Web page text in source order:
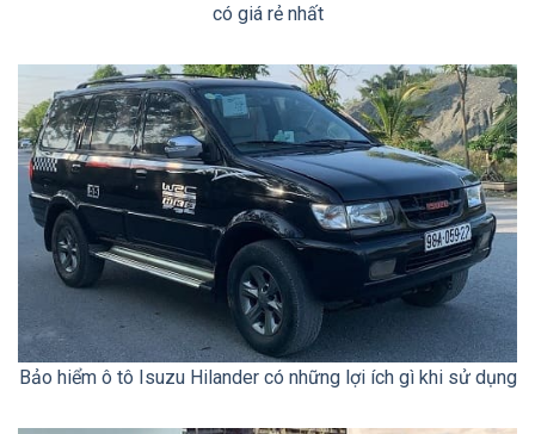
có giá rẻ nhất
Bảo hiểm ô tô Isuzu Hilander có những lợi ích gì khi sử dụng